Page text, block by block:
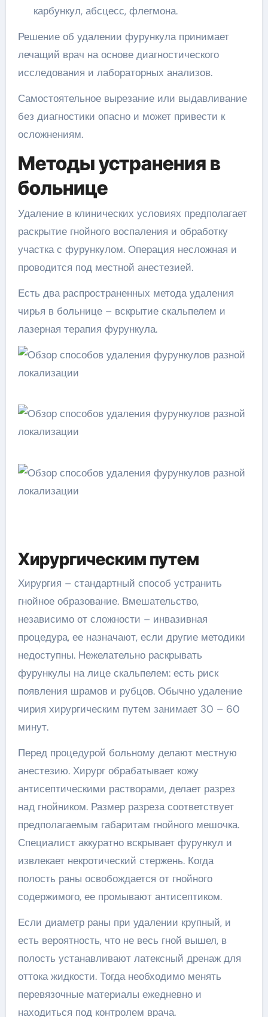
карбункул, абсцесс, флегмона.
Решение об удалении фурункула принимает
лечащий врач на основе диагностического
исследования и лабораторных анализов.
Самостоятельное вырезание или выдавливание
без диагностики опасно и может привести к
осложнениям.
Методы устранения в
больнице
Удаление в клинических условиях предполагает
раскрытие гнойного воспаления и обработку
участка с фурункулом. Операция несложная и
проводится под местной анестезией.
Есть два распространенных метода удаления
чирья в больнице – вскрытие скальпелем и
лазерная терапия фурункула.
Хирургическим путем
Хирургия – стандартный способ устранить
гнойное образование. Вмешательство,
независимо от сложности – инвазивная
процедура, ее назначают, если другие методики
недоступны. Нежелательно раскрывать
фурункулы на лице скальпелем: есть риск
появления шрамов и рубцов. Обычно удаление
чирия хирургическим путем занимает 30 – 60
минут.
Перед процедурой больному делают местную
анестезию. Хирург обрабатывает кожу
антисептическими растворами, делает разрез
над гнойником. Размер разреза соответствует
предполагаемым габаритам гнойного мешочка.
Специалист аккуратно вскрывает фурункул и
извлекает некротический стержень. Когда
полость раны освобождается от гнойного
содержимого, ее промывают антисептиком.
Если диаметр раны при удалении крупный, и
есть вероятность, что не весь гной вышел, в
полость устанавливают латексный дренаж для
оттока жидкости. Тогда необходимо менять
перевязочные материалы ежедневно и
находиться под контролем врача.